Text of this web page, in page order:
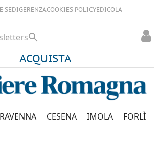
SEDIGERENZACOOKIES POLICYEDICOLA
ACQUISTA
RAVENNA CESENA IMOLA FORLÌ